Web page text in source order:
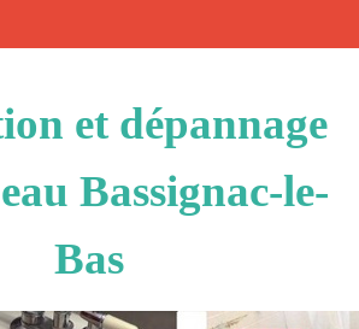
et dépannage
Bassignac-le-
Bas